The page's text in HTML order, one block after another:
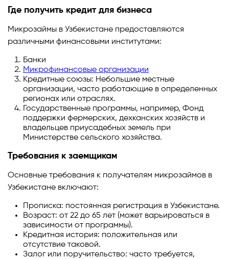
Где получить кредит для бизнеса
Микрозаймы в Узбекистане предоставляются
различными финансовыми институтами:
Банки
Микрофинансовые организации
Кредитные союзы: Небольшие местные
организации, часто работающие в определенных
регионах или отраслях.
Государственные программы, например, Фонд
поддержки фермерских, дехканских хозяйств и
владельцев приусадебных земель при
Министерстве сельского хозяйства.
Требования к заемщикам
Основные требования к получателям микрозаймов в
Узбекистане включают:
Прописка: постоянная регистрация в Узбекистане.
Возраст: от 22 до 65 лет (может варьироваться в
зависимости от программы).
Кредитная история: положительная или
отсутствие таковой.
Залог или поручительство: часто требуется,